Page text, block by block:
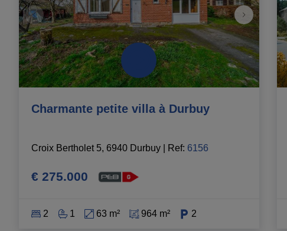
Charmante petite villa à Durbuy
Croix Bertholet 5, 6940 Durbuy Ref: 6156
€ 275.000
2 1 63 m² 964 m² 2